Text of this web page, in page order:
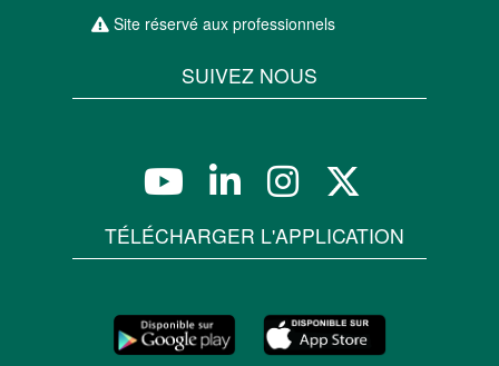
Site réservé aux professionnels
SUIVEZ NOUS
TÉLÉCHARGER L'APPLICATION